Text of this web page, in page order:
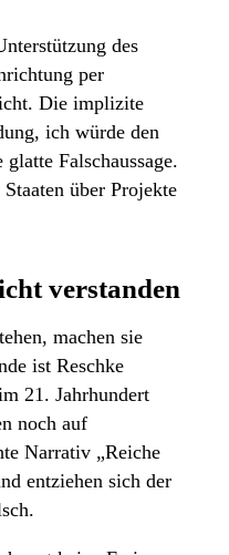
des
per
Die implizite
ich würde den
Falschaussage.
über Projekte
verstanden
machen sie
ist Reschke
21. Jahrhundert
noch auf
Narrativ „Reiche
entziehen sich der